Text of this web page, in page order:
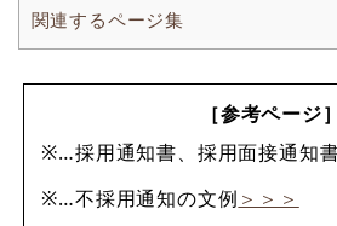
関連するページ集
［参考ページ］
※…採用通知書、採用面接通知
※…不採用通知の文例 ＞＞＞